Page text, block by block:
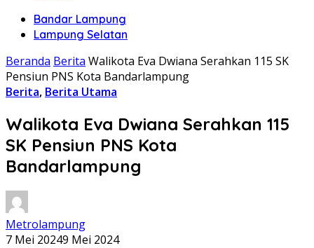
Bandar Lampung
Lampung Selatan
Beranda Berita Walikota Eva Dwiana Serahkan 115 SK
Pensiun PNS Kota Bandarlampung
Berita, Berita Utama
Walikota Eva Dwiana Serahkan 115
SK Pensiun PNS Kota
Bandarlampung
Metrolampung
7 Mei 20249 Mei 2024